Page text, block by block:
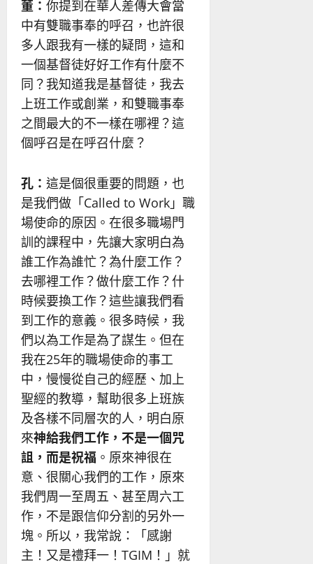
董： 你提到在華人差傳大會當
中有雙職事奉的呼召，也許很
多人跟我有一樣的疑問，這和
一個基督徒好好工作有什麼不
同？我知道我是基督徒，我去
上班工作或創業，和雙職事奉
之間最大的不一樣在哪裡？這
個呼召是在呼召什麼？
孔： 這是個很重要的問題，也
是我們做「Called to Work」職
場使命的原因。在很多職場門
訓的課程中，先讓大家明白為
誰工作為誰忙？為什麼工作？
去哪裡工作？做什麼工作？什
時候要換工作？這些讓我們看
到工作的意義。很多時候，我
們以為工作是為了謀生。但在
我在25年的職場使命的事工
中，慢慢從自己的經歷、加上
聖經的教導，幫助很多上班族
及各樣不同層次的人，明白原
來神給我們工作，不是一個咒
詛，而是祝福 。原來神很在
意、很關心我們的工作，原來
我們周一至周五、甚至周六工
作，不是跟信仰分割的另外一
塊。所以，我常說：「感謝
主！又是禮拜一！TGIM！」就